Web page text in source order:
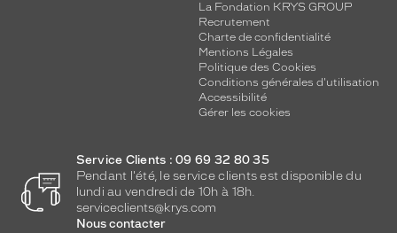
La Fondation KRYS GROUP
Recrutement
Charte de confidentialité
Mentions Légales
Politique des Cookies
Conditions générales d'utilisation
Accessibilité
Gérer les cookies
Service Clients : 09 69 32 80 35
Pendant l'été, le service clients est disponible du
lundi au vendredi de 10h à 18h.
serviceclients@krys.com
Nous contacter